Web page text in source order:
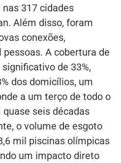
317 cidades
Além disso, foram
conexões,
A cobertura de
de 33%,
dos domicílios, um
a um terço de todo o
seis décadas
o volume de esgoto
mil piscinas olímpicas
um impacto direto